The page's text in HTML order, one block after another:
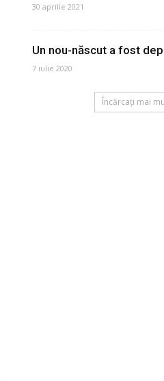
30 aprilie 2021
Un nou-născut a fost
7 iulie 2020
Încărcați mai